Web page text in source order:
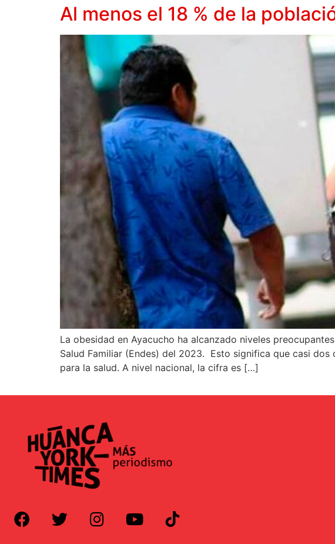
Al menos el 18 % de la
La obesidad en Ayacucho ha alcanzado niveles
Salud Familiar (Endes) del 2023. Esto significa que casi
para la salud. A nivel nacional, la cifra es […]